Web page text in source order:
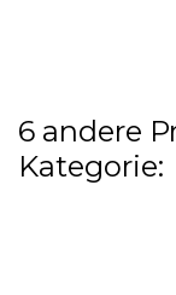
6 andere
Kategorie: